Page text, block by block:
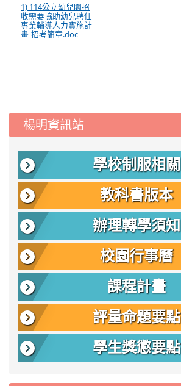
1) 114公立幼兒園招
收需要協助幼兒聘任
專業輔導人力實施計
畫-招考簡章.doc
::: 楊明資訊站
學校制服相關
教科書版本
辦理轉學須知
校園行事曆
課程計畫
評量命題要點
學生獎懲要點